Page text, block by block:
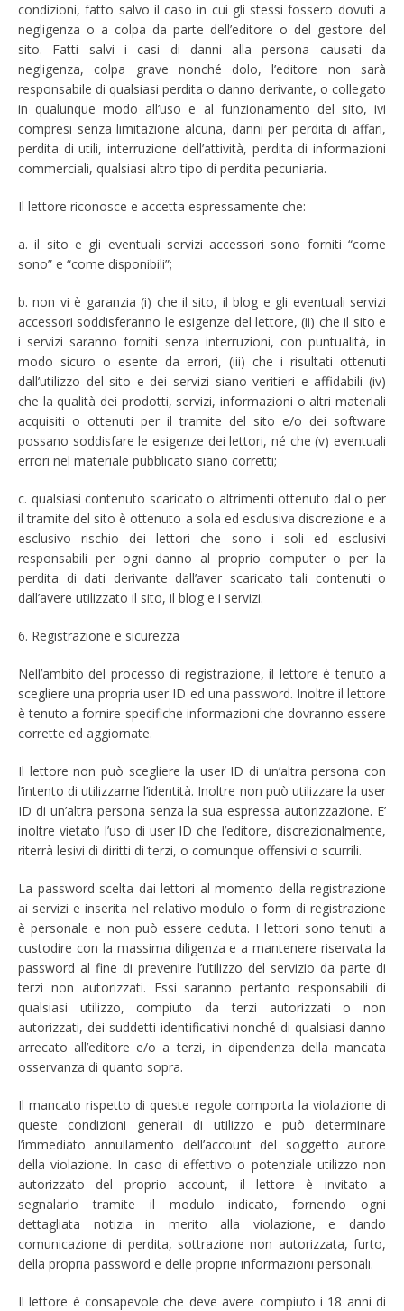
condizioni, fatto salvo il caso in cui gli stessi fossero dovuti a
negligenza o a colpa da parte dell’editore o del gestore del
sito. Fatti salvi i casi di danni alla persona causati da
negligenza, colpa grave nonché dolo, l’editore non sarà
responsabile di qualsiasi perdita o danno derivante, o collegato
in qualunque modo all’uso e al funzionamento del sito, ivi
compresi senza limitazione alcuna, danni per perdita di affari,
perdita di utili, interruzione dell’attività, perdita di informazioni
commerciali, qualsiasi altro tipo di perdita pecuniaria.
Il lettore riconosce e accetta espressamente che:
a. il sito e gli eventuali servizi accessori sono forniti “come
sono” e “come disponibili”;
b. non vi è garanzia (i) che il sito, il blog e gli eventuali servizi
accessori soddisferanno le esigenze del lettore, (ii) che il sito e
i servizi saranno forniti senza interruzioni, con puntualità, in
modo sicuro o esente da errori, (iii) che i risultati ottenuti
dall’utilizzo del sito e dei servizi siano veritieri e affidabili (iv)
che la qualità dei prodotti, servizi, informazioni o altri materiali
acquisiti o ottenuti per il tramite del sito e/o dei software
possano soddisfare le esigenze dei lettori, né che (v) eventuali
errori nel materiale pubblicato siano corretti;
c. qualsiasi contenuto scaricato o altrimenti ottenuto dal o per
il tramite del sito è ottenuto a sola ed esclusiva discrezione e a
esclusivo rischio dei lettori che sono i soli ed esclusivi
responsabili per ogni danno al proprio computer o per la
perdita di dati derivante dall’aver scaricato tali contenuti o
dall’avere utilizzato il sito, il blog e i servizi.
6. Registrazione e sicurezza
Nell’ambito del processo di registrazione, il lettore è tenuto a
scegliere una propria user ID ed una password. Inoltre il lettore
è tenuto a fornire specifiche informazioni che dovranno essere
corrette ed aggiornate.
Il lettore non può scegliere la user ID di un’altra persona con
l’intento di utilizzarne l’identità. Inoltre non può utilizzare la user
ID di un’altra persona senza la sua espressa autorizzazione. E’
inoltre vietato l’uso di user ID che l’editore, discrezionalmente,
riterrà lesivi di diritti di terzi, o comunque offensivi o scurrili.
La password scelta dai lettori al momento della registrazione
ai servizi e inserita nel relativo modulo o form di registrazione
è personale e non può essere ceduta. I lettori sono tenuti a
custodire con la massima diligenza e a mantenere riservata la
password al fine di prevenire l’utilizzo del servizio da parte di
terzi non autorizzati. Essi saranno pertanto responsabili di
qualsiasi utilizzo, compiuto da terzi autorizzati o non
autorizzati, dei suddetti identificativi nonché di qualsiasi danno
arrecato all’editore e/o a terzi, in dipendenza della mancata
osservanza di quanto sopra.
Il mancato rispetto di queste regole comporta la violazione di
queste condizioni generali di utilizzo e può determinare
l’immediato annullamento dell’account del soggetto autore
della violazione. In caso di effettivo o potenziale utilizzo non
autorizzato del proprio account, il lettore è invitato a
segnalarlo tramite il modulo indicato, fornendo ogni
dettagliata notizia in merito alla violazione, e dando
comunicazione di perdita, sottrazione non autorizzata, furto,
della propria password e delle proprie informazioni personali.
Il lettore è consapevole che deve avere compiuto i 18 anni di